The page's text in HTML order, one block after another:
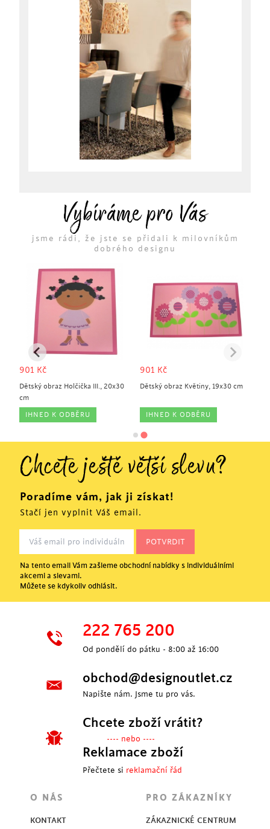
Vybíráme pro Vás
jsme rádi, že jste se přidali k milovníkům
dobrého designu
901 Kč
Dětský obraz Holčička III., 20x30
cm
IHNED K ODBĚRU
901 Kč
Dětský obraz Květiny, 19x30 cm
IHNED K ODBĚRU
Chcete ještě větší slevu?
Poradíme vám, jak ji získat!
Stačí jen vyplnit Váš email.
Na tento email Vám zašleme obchodní nabídky s individuálními
akcemi a slevami.
Můžete se kdykoliv odhlásit.
222 765 200
Od pondělí do pátku - 8:00 až 16:00
obchod@designoutlet.cz
Napište nám. Jsme tu pro vás.
Chcete zboží vrátit?
---- nebo ----
Reklamace zboží
Přečtete si reklamační řád
O NÁS
KONTAKT
PRO ZÁKAZNÍKY
ZÁKAZNICKÉ CENTRUM